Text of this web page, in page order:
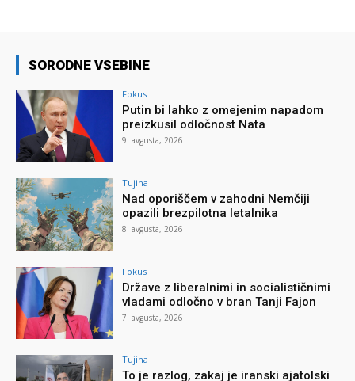
SORODNE VSEBINE
Fokus
Putin bi lahko z omejenim napadom
preizkusil odločnost Nata
9. avgusta, 2026
Tujina
Nad oporiščem v zahodni Nemčiji
opazili brezpilotna letalnika
8. avgusta, 2026
Fokus
Države z liberalnimi in socialističnimi
vladami odločno v bran Tanji Fajon
7. avgusta, 2026
Tujina
To je razlog, zakaj je iranski ajatolski